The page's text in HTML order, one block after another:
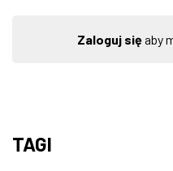
Zaloguj sięaby
TAGI